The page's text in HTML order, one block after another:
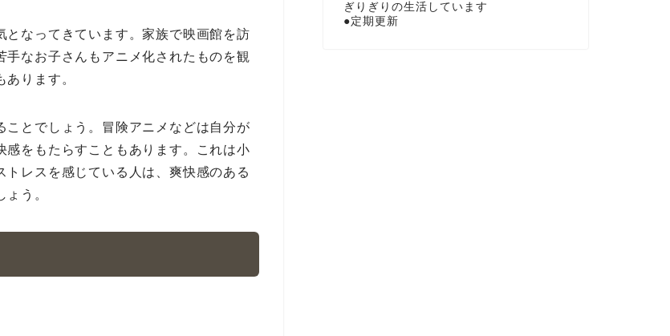
となってきています。家族で映画館を訪
なお子さんもアニメ化されたものを観
ります。
ことでしょう。冒険アニメなどは自分が
をもたらすこともあります。これは小
レスを感じている人は、爽快感のある
う。
ぎりぎりの生活しています
●定期更新